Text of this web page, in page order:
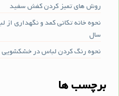
روش های تمیز کردن کفش سفید
نحوه خانه تکانی کمد و نگهداری
سال
نحوه رنگ کردن لباس در خشکشویی
برچسب ها